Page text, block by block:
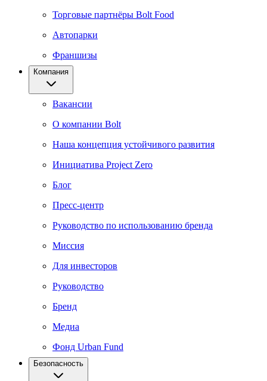
Торговые партнёры Bolt Food
Автопарки
Франшизы
Компания
Вакансии
О компании Bolt
Наша концепция устойчивого развития
Инициатива Project Zero
Блог
Пресс-центр
Руководство по использованию бренда
Миссия
Для инвесторов
Руководство
Бренд
Медиа
Фонд Urban Fund
Безопасность